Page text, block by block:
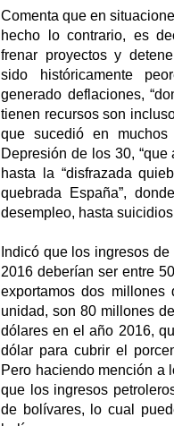
Comenta que en
hecho lo contrario, es
frenar proyectos y
sido históricamente
generado deflaciones,
tienen recursos son
que sucedió en
Depresión de los 30,
hasta la “disfrazada
quebrada España”,
desempleo, hasta
Indicó que los ingresos
2016 deberían ser entre
exportamos dos
unidad, son 80 millones
dólares en el año 2016,
dólar para cubrir el
Pero haciendo mención a
que los ingresos
de bolívares, lo cual